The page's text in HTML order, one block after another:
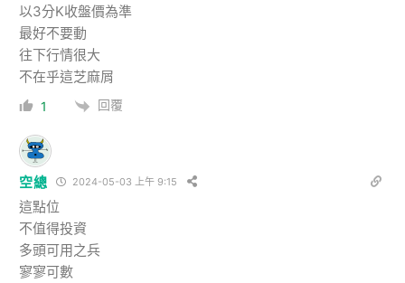
以3分K收盤價為準
最好不要動
往下行情很大
不在乎這芝麻屑
1 回覆
空總 2024-05-03 上午 9:15
這點位
不值得投資
多頭可用之兵
寥寥可數